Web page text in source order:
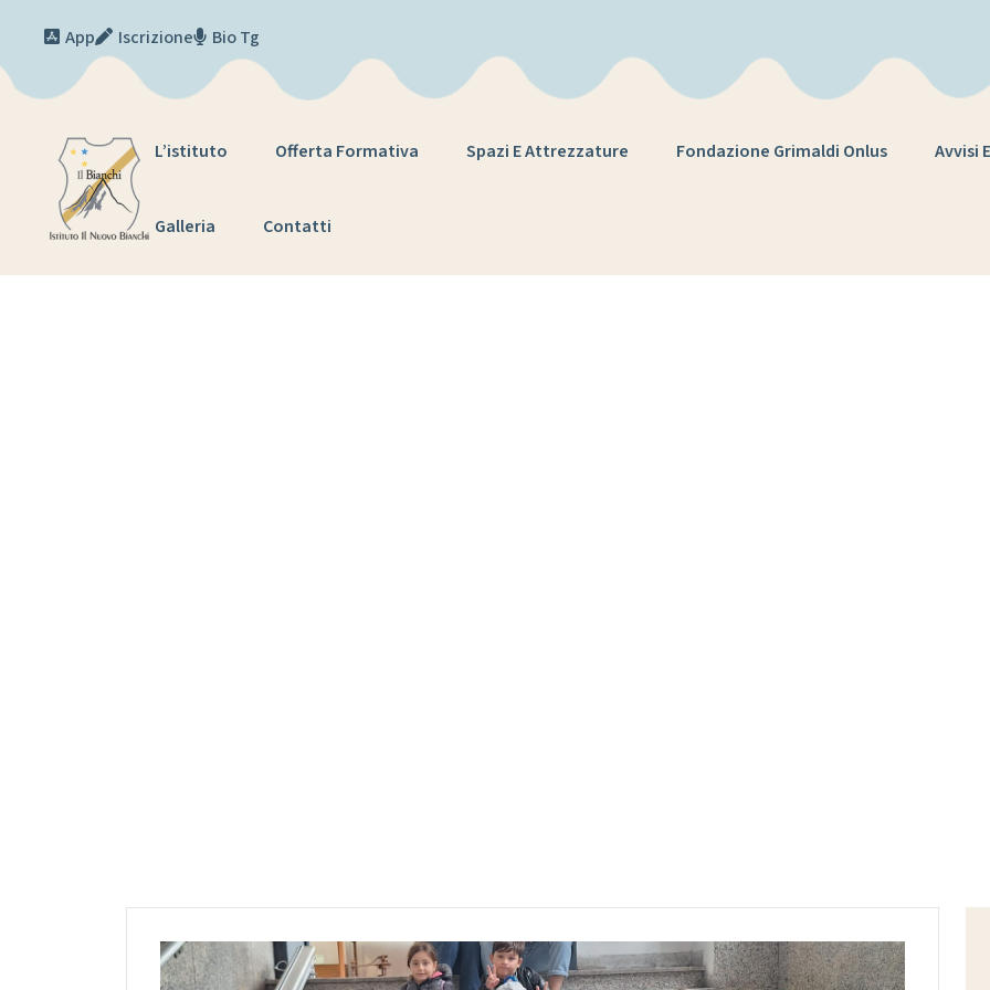
App
Iscrizione Bio Tg
L’istituto Offerta Formativa Spazi E Attrezzature Fondazione Grimaldi Onlus Avvisi
Galleria Contatti